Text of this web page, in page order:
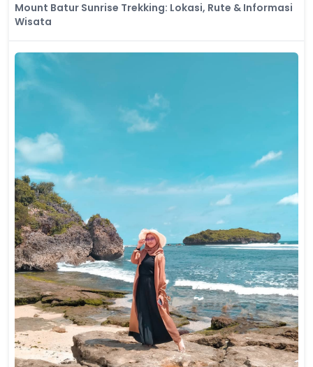
Mount Batur Sunrise Trekking: Lokasi, Rute & Informasi
Wisata